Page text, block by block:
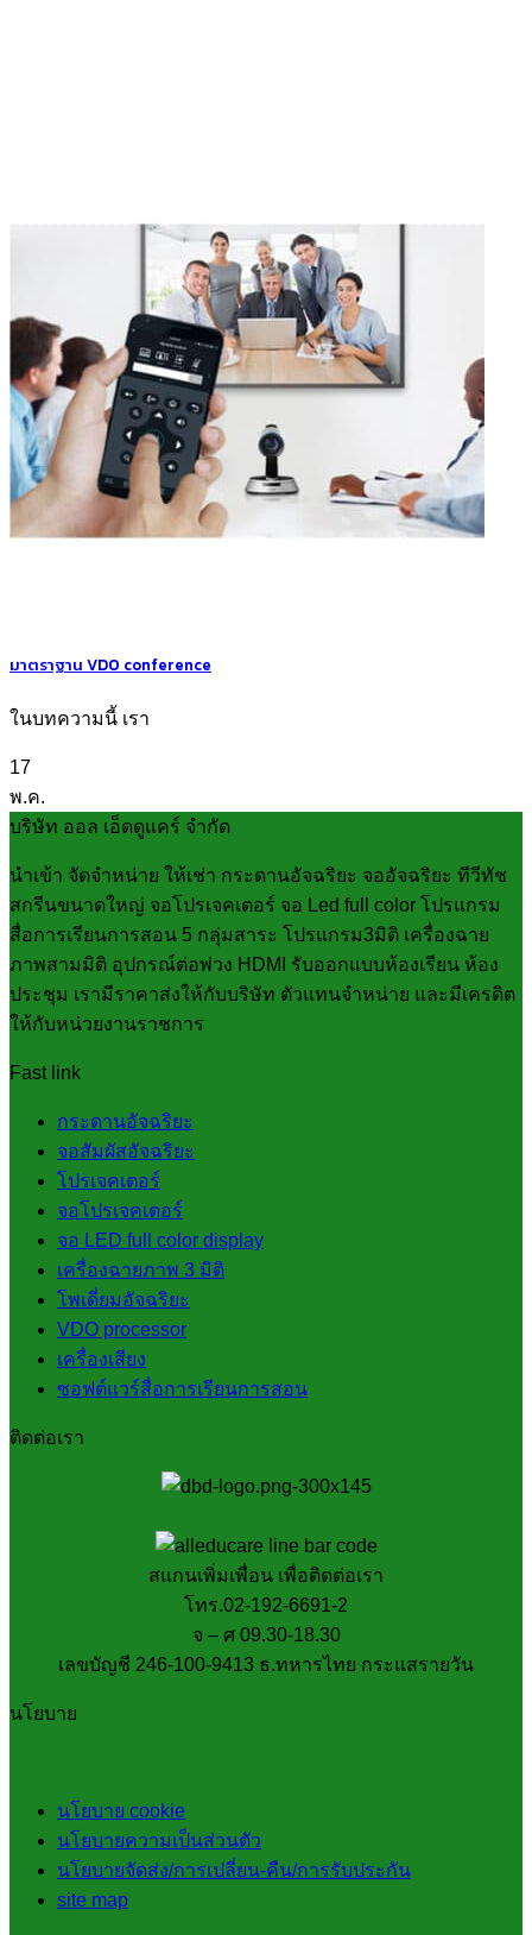
มาตราฐาน VDO conference
ในบทความนี้ เรา
17
พ.ค.
บริษัท ออล เอ็ดดูแคร์ จำกัด
นำเข้า จัดจำหน่าย ให้เช่า กระดานอัจฉริยะ จออัจฉริยะ ทีวีทัช
สกรีนขนาดใหญ่ จอโปรเจคเตอร์ จอ Led full color โปรแกรม
สื่อการเรียนการสอน 5 กลุ่มสาระ โปรแกรม3มิติ เครื่องฉาย
ภาพสามมิติ อุปกรณ์ต่อพ่วง HDMI รับออกแบบห้องเรียน ห้อง
ประชุม เรามีราคาส่งให้กับบริษัท ตัวแทนจำหน่าย และมีเครดิต
ให้กับหน่วยงานราชการ
Fast link
กระดานอัจฉริยะ
จอสัมผัสอัจฉริยะ
โปรเจคเตอร์
จอโปรเจคเตอร์
จอ LED full color display
เครื่องฉายภาพ 3 มิติ
โพเดี่ยมอัจฉริยะ
VDO processor
เครื่องเสียง
ซอฟต์แวร์สื่อการเรียนการสอน
ติดต่อเรา
สแกนเพิ่มเพื่อน เพื่อติดต่อเรา
โทร.02-192-6691-2
จ – ศ 09.30-18.30
เลขบัญชี 246-100-9413 ธ.ทหารไทย กระแสรายวัน
นโยบาย
นโยบาย cookie
นโยบายความเป็นส่วนตัว
นโยบายจัดส่ง/การเปลี่ยน-คืน/การรับประกัน
site map